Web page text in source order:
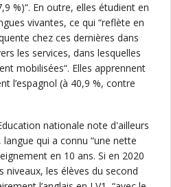
%)“. En outre, elles étudient en
vivantes, ce qui “reflète en
chez ces dernières dans
les services, dans lesquelles
mobilisées“. Elles apprennent
l’espagnol (à 40,9 %, contre
nationale note d'ailleurs
qui a connu “une nette
en 10 ans. Si en 2020
les élèves du second